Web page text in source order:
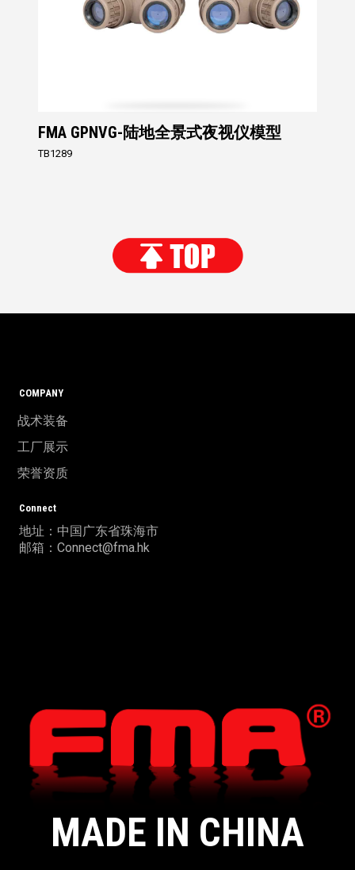
FMA GPNVG-陆地全景式夜视仪模型
TB1289
MADE IN CHINA
COMPANY
战术装备
工厂展示
荣誉资质
Connect
地址：中国广东省珠海市
邮箱：Connect@fma.hk